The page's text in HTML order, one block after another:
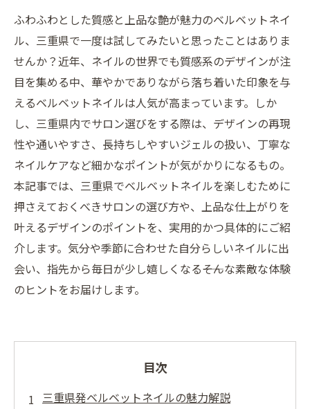
ふわふわとした質感と上品な艶が魅力のベルベットネイ
ル、三重県で一度は試してみたいと思ったことはありま
せんか？近年、ネイルの世界でも質感系のデザインが注
目を集める中、華やかでありながら落ち着いた印象を与
えるベルベットネイルは人気が高まっています。しか
し、三重県内でサロン選びをする際は、デザインの再現
性や通いやすさ、長持ちしやすいジェルの扱い、丁寧な
ネイルケアなど細かなポイントが気がかりになるもの。
本記事では、三重県でベルベットネイルを楽しむために
押さえておくべきサロンの選び方や、上品な仕上がりを
叶えるデザインのポイントを、実用的かつ具体的にご紹
介します。気分や季節に合わせた自分らしいネイルに出
会い、指先から毎日が少し嬉しくなる――そんな素敵な体験
のヒントをお届けします。
目次
三重県発ベルベットネイルの魅力解説